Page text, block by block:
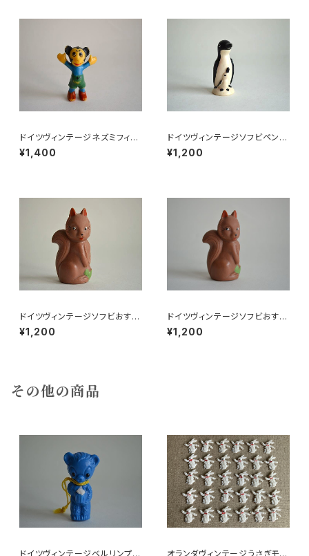
ドイツヴィンテージネズミフィギ
ュアa
¥1,400
ドイツヴィンテージソフビペンギ
ンの親子
¥1,200
ドイツヴィンテージソフビおすま
しネコ？B7
¥1,200
ドイツヴィンテージソフビおすま
しネコ？32
¥1,200
その他の商品
ドイツヴィンテージベルリンプラ
オランダヴィンテージうさぎモチ